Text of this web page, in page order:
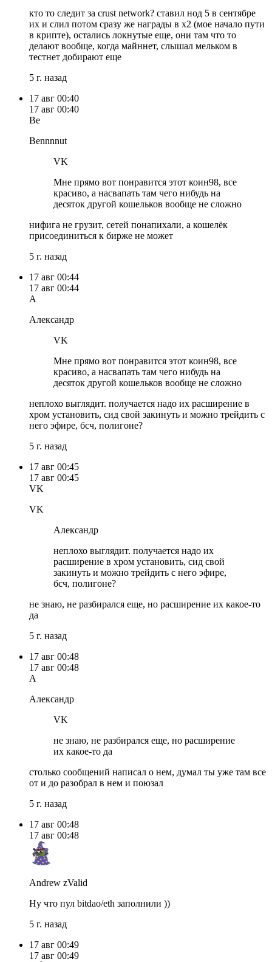
кто то следит за crust network? ставил нод 5 в сентябре
их и слил потом сразу же награды в x2 (мое начало пути
в крипте), остались локнутые еще, они там что то
делают вообще, когда майннет, слышал мельком в
тестнет добирают еще
5 г. назад
17 авг 00:40
17 авг 00:40
Be
Bennnnut
VK
Мне прямо вот понравится этот коин98, все
красиво, а насвапать там чего нибудь на
десяток другой кошельков вообще не сложно
нифига не грузит, сетей понапихали, а кошелёк
присоединиться к бирже не может
5 г. назад
17 авг 00:44
17 авг 00:44
А
Александр
VK
Мне прямо вот понравится этот коин98, все
красиво, а насвапать там чего нибудь на
десяток другой кошельков вообще не сложно
неплохо выглядит. получается надо их расширение в
хром установить, сид свой закинуть и можно трейдить с
него эфире, бсч, полигоне?
5 г. назад
17 авг 00:45
17 авг 00:45
VK
VK
Александр
неплохо выглядит. получается надо их
расширение в хром установить, сид свой
закинуть и можно трейдить с него эфире,
бсч, полигоне?
не знаю, не разбирался еще, но расширение их какое-то
да
5 г. назад
17 авг 00:48
17 авг 00:48
А
Александр
VK
не знаю, не разбирался еще, но расширение
их какое-то да
столько сообщений написал о нем, думал ты уже там все
от и до разобрал в нем и поюзал
5 г. назад
17 авг 00:48
17 авг 00:48
Andrew zValid
Ну что пул bitdao/eth заполнили ))
5 г. назад
17 авг 00:49
17 авг 00:49